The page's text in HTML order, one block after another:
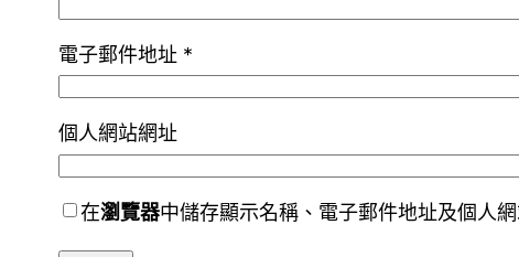
電子郵件地址 *
個人網站網址
在瀏覽器中儲存顯示名稱、電子郵件地址及個人